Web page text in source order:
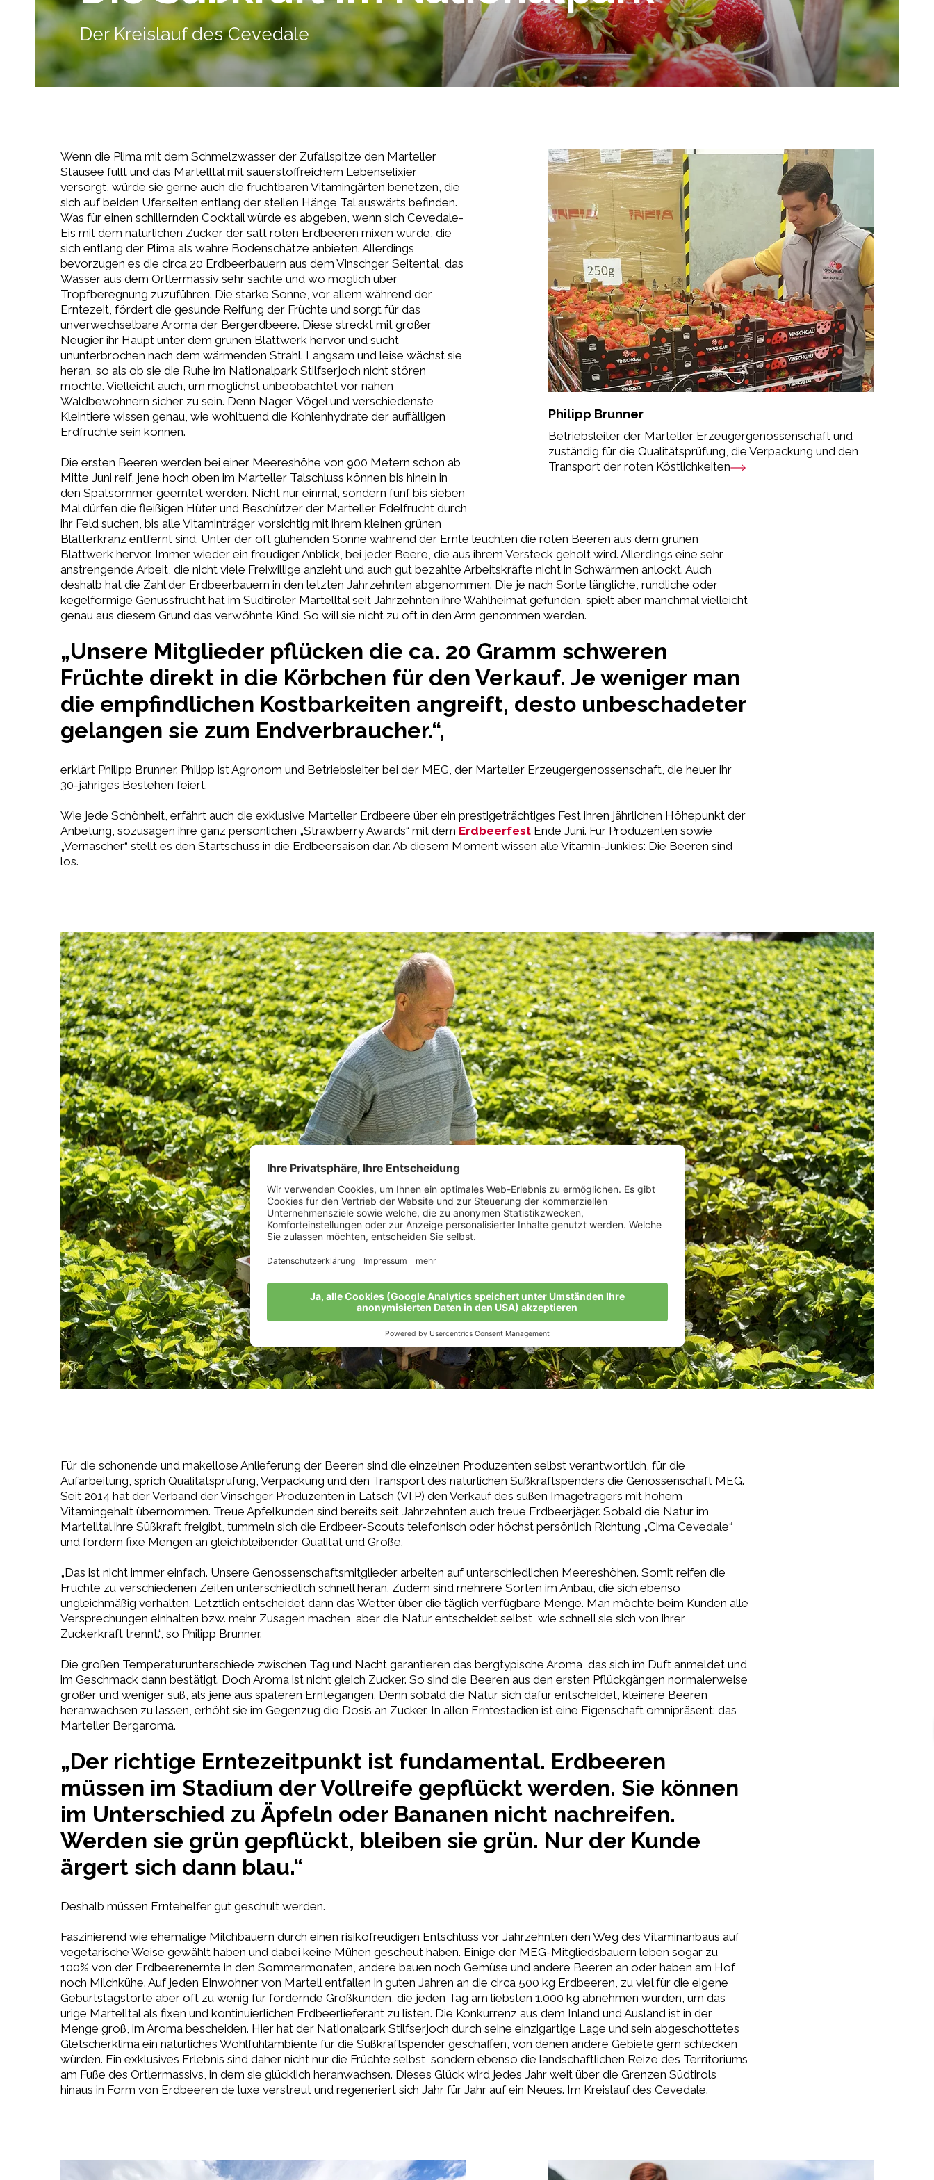
Der Kreislauf des Cevedale
Philipp Brunner
Betriebsleiter der Marteller Erzeugergenossenschaft und
zuständig für die Qualitätsprüfung, die Verpackung und den
Transport der roten Köstlichkeiten
Wenn die Plima mit dem Schmelzwasser der Zufallspitze den Marteller
Stausee füllt und das Martelltal mit sauerstoffreichem Lebenselixier
versorgt, würde sie gerne auch die fruchtbaren Vitamingärten benetzen, die
sich auf beiden Uferseiten entlang der steilen Hänge Tal auswärts befinden.
Was für einen schillernden Cocktail würde es abgeben, wenn sich Cevedale-
Eis mit dem natürlichen Zucker der satt roten Erdbeeren mixen würde, die
sich entlang der Plima als wahre Bodenschätze anbieten. Allerdings
bevorzugen es die circa 20 Erdbeerbauern aus dem Vinschger Seitental, das
Wasser aus dem Ortlermassiv sehr sachte und wo möglich über
Tropfberegnung zuzuführen. Die starke Sonne, vor allem während der
Erntezeit, fördert die gesunde Reifung der Früchte und sorgt für das
unverwechselbare Aroma der Bergerdbeere. Diese streckt mit großer
Neugier ihr Haupt unter dem grünen Blattwerk hervor und sucht
ununterbrochen nach dem wärmenden Strahl. Langsam und leise wächst sie
heran, so als ob sie die Ruhe im Nationalpark Stilfserjoch nicht stören
möchte. Vielleicht auch, um möglichst unbeobachtet vor nahen
Waldbewohnern sicher zu sein. Denn Nager, Vögel und verschiedenste
Kleintiere wissen genau, wie wohltuend die Kohlenhydrate der auffälligen
Erdfrüchte sein können.
Die ersten Beeren werden bei einer Meereshöhe von 900 Metern schon ab
Mitte Juni reif, jene hoch oben im Marteller Talschluss können bis hinein in
den Spätsommer geerntet werden. Nicht nur einmal, sondern fünf bis sieben
Mal dürfen die fleißigen Hüter und Beschützer der Marteller Edelfrucht durch
ihr Feld suchen, bis alle Vitaminträger vorsichtig mit ihrem kleinen grünen
Blätterkranz entfernt sind. Unter der oft glühenden Sonne während der Ernte leuchten die roten Beeren aus dem grünen
Blattwerk hervor. Immer wieder ein freudiger Anblick, bei jeder Beere, die aus ihrem Versteck geholt wird. Allerdings eine sehr
anstrengende Arbeit, die nicht viele Freiwillige anzieht und auch gut bezahlte Arbeitskräfte nicht in Schwärmen anlockt. Auch
deshalb hat die Zahl der Erdbeerbauern in den letzten Jahrzehnten abgenommen. Die je nach Sorte längliche, rundliche oder
kegelförmige Genussfrucht hat im Südtiroler Martelltal seit Jahrzehnten ihre Wahlheimat gefunden, spielt aber manchmal vielleicht
genau aus diesem Grund das verwöhnte Kind. So will sie nicht zu oft in den Arm genommen werden.
„Unsere Mitglieder pflücken die ca. 20 Gramm schweren
Früchte direkt in die Körbchen für den Verkauf. Je weniger man
die empfindlichen Kostbarkeiten angreift, desto unbeschadeter
gelangen sie zum Endverbraucher.“,
erklärt Philipp Brunner. Philipp ist Agronom und Betriebsleiter bei der MEG, der Marteller Erzeugergenossenschaft, die heuer ihr
30-jähriges Bestehen feiert.
Wie jede Schönheit, erfährt auch die exklusive Marteller Erdbeere über ein prestigeträchtiges Fest ihren jährlichen Höhepunkt der
Anbetung, sozusagen ihre ganz persönlichen „Strawberry Awards“ mit dem Erdbeerfest Ende Juni. Für Produzenten sowie
„Vernascher“ stellt es den Startschuss in die Erdbeersaison dar. Ab diesem Moment wissen alle Vitamin-Junkies: Die Beeren sind
los.
Für die schonende und makellose Anlieferung der Beeren sind die einzelnen Produzenten selbst verantwortlich, für die
Aufarbeitung, sprich Qualitätsprüfung, Verpackung und den Transport des natürlichen Süßkraftspenders die Genossenschaft MEG.
Seit 2014 hat der Verband der Vinschger Produzenten in Latsch (VI.P) den Verkauf des süßen Imageträgers mit hohem
Vitamingehalt übernommen. Treue Apfelkunden sind bereits seit Jahrzehnten auch treue Erdbeerjäger. Sobald die Natur im
Martelltal ihre Süßkraft freigibt, tummeln sich die Erdbeer-Scouts telefonisch oder höchst persönlich Richtung „Cima Cevedale“
und fordern fixe Mengen an gleichbleibender Qualität und Größe.
„Das ist nicht immer einfach. Unsere Genossenschaftsmitglieder arbeiten auf unterschiedlichen Meereshöhen. Somit reifen die
Früchte zu verschiedenen Zeiten unterschiedlich schnell heran. Zudem sind mehrere Sorten im Anbau, die sich ebenso
ungleichmäßig verhalten. Letztlich entscheidet dann das Wetter über die täglich verfügbare Menge. Man möchte beim Kunden alle
Versprechungen einhalten bzw. mehr Zusagen machen, aber die Natur entscheidet selbst, wie schnell sie sich von ihrer
Zuckerkraft trennt.“, so Philipp Brunner.
Die großen Temperaturunterschiede zwischen Tag und Nacht garantieren das bergtypische Aroma, das sich im Duft anmeldet und
im Geschmack dann bestätigt. Doch Aroma ist nicht gleich Zucker. So sind die Beeren aus den ersten Pflückgängen normalerweise
größer und weniger süß, als jene aus späteren Erntegängen. Denn sobald die Natur sich dafür entscheidet, kleinere Beeren
heranwachsen zu lassen, erhöht sie im Gegenzug die Dosis an Zucker. In allen Erntestadien ist eine Eigenschaft omnipräsent: das
Marteller Bergaroma.
„Der richtige Erntezeitpunkt ist fundamental. Erdbeeren
müssen im Stadium der Vollreife gepflückt werden. Sie können
im Unterschied zu Äpfeln oder Bananen nicht nachreifen.
Werden sie grün gepflückt, bleiben sie grün. Nur der Kunde
ärgert sich dann blau.“
Deshalb müssen Erntehelfer gut geschult werden.
Faszinierend wie ehemalige Milchbauern durch einen risikofreudigen Entschluss vor Jahrzehnten den Weg des Vitaminanbaus auf
vegetarische Weise gewählt haben und dabei keine Mühen gescheut haben. Einige der MEG-Mitgliedsbauern leben sogar zu
100% von der Erdbeerenernte in den Sommermonaten, andere bauen noch Gemüse und andere Beeren an oder haben am Hof
noch Milchkühe. Auf jeden Einwohner von Martell entfallen in guten Jahren an die circa 500 kg Erdbeeren, zu viel für die eigene
Geburtstagstorte aber oft zu wenig für fordernde Großkunden, die jeden Tag am liebsten 1.000 kg abnehmen würden, um das
urige Martelltal als fixen und kontinuierlichen Erdbeerlieferant zu listen. Die Konkurrenz aus dem Inland und Ausland ist in der
Menge groß, im Aroma bescheiden. Hier hat der Nationalpark Stilfserjoch durch seine einzigartige Lage und sein abgeschottetes
Gletscherklima ein natürliches Wohlfühlambiente für die Süßkraftspender geschaffen, von denen andere Gebiete gern schlecken
würden. Ein exklusives Erlebnis sind daher nicht nur die Früchte selbst, sondern ebenso die landschaftlichen Reize des Territoriums
am Fuße des Ortlermassivs, in dem sie glücklich heranwachsen. Dieses Glück wird jedes Jahr weit über die Grenzen Südtirols
hinaus in Form von Erdbeeren de luxe verstreut und regeneriert sich Jahr für Jahr auf ein Neues. Im Kreislauf des Cevedale.